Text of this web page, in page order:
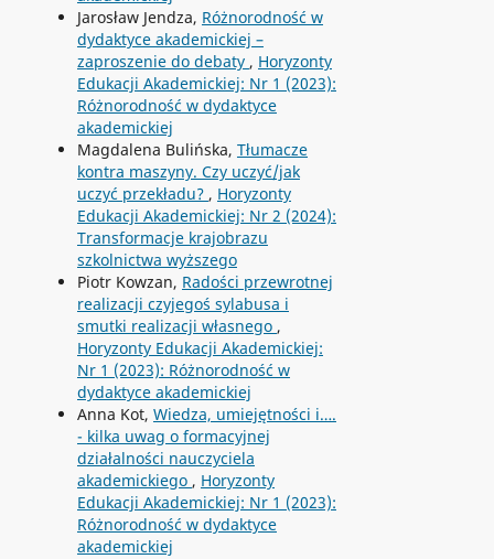
Jarosław Jendza, Różnorodność w
dydaktyce akademickiej –
zaproszenie do debaty , Horyzonty
Edukacji Akademickiej: Nr 1 (2023):
Różnorodność w dydaktyce
akademickiej
Magdalena Bulińska, Tłumacze
kontra maszyny. Czy uczyć/jak
uczyć przekładu? , Horyzonty
Edukacji Akademickiej: Nr 2 (2024):
Transformacje krajobrazu
szkolnictwa wyższego
Piotr Kowzan, Radości przewrotnej
realizacji czyjegoś sylabusa i
smutki realizacji własnego ,
Horyzonty Edukacji Akademickiej:
Nr 1 (2023): Różnorodność w
dydaktyce akademickiej
Anna Kot, Wiedza, umiejętności i….
- kilka uwag o formacyjnej
działalności nauczyciela
akademickiego , Horyzonty
Edukacji Akademickiej: Nr 1 (2023):
Różnorodność w dydaktyce
akademickiej